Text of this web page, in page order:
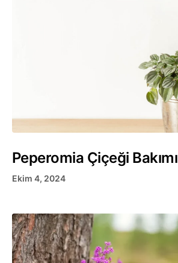
Peperomia Çiçeği Bakımı
Ekim 4, 2024